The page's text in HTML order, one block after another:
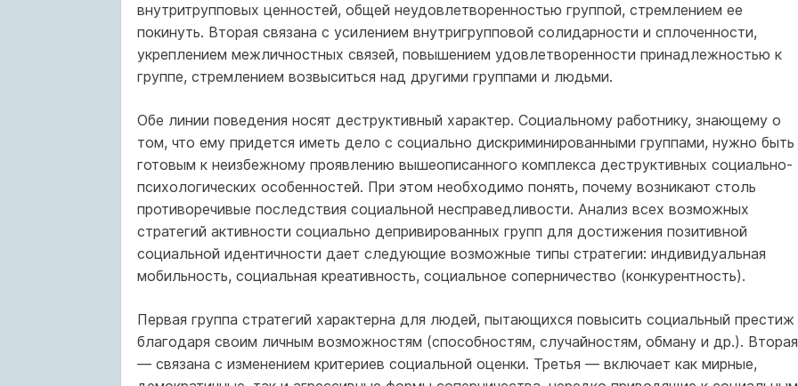
внутритрупповых ценностей, общей неудовлетворенностью группой, стремлением ее
покинуть. Вторая связана с усилением внутригрупповой солидарности и сплоченности,
укреплением межличностных связей, повышением удовлетворенности принадлежностью к
группе, стремлением возвыситься над другими группами и людьми.
Обе линии поведения носят деструктивный характер. Социальному работнику, знающему о
том, что ему придется иметь дело с социально дискриминированными группами, нужно быть
готовым к неизбежному проявлению вышеописанного комплекса деструктивных социально-
психологических особенностей. При этом необходимо понять, почему возникают столь
противоречивые последствия социальной несправедливости. Анализ всех возможных
стратегий активности социально депривированных групп для достижения позитивной
социальной идентичности дает следующие возможные типы стратегии: индивидуальная
мобильность, социальная креативность, социальное соперничество (конкурентность).
Первая группа стратегий характерна для людей, пытающихся повысить социальный престиж
благодаря своим личным возможностям (способностям, случайностям, обману и др.). Вторая
— связана с изменением критериев социальной оценки. Третья — включает как мирные,